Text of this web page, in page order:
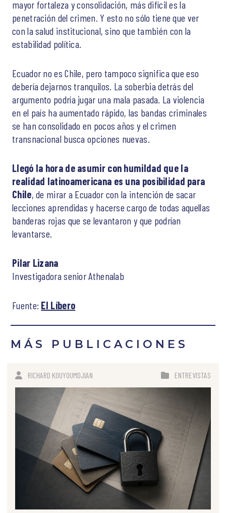
mayor fortaleza y consolidación, más difícil es la
penetración del crimen. Y esto no sólo tiene que ver
con la salud institucional, sino que también con la
estabilidad política.
Ecuador no es Chile, pero tampoco significa que eso
debería dejarnos tranquilos. La soberbia detrás del
argumento podría jugar una mala pasada. La violencia
en el país ha aumentado rápido, las bandas criminales
se han consolidado en pocos años y el crimen
transnacional busca opciones nuevas.
Llegó la hora de asumir con humildad que la
realidad latinoamericana es una posibilidad para
Chile, de mirar a Ecuador con la intención de sacar
lecciones aprendidas y hacerse cargo de todas aquellas
banderas rojas que se levantaron y que podrían
levantarse.
Pilar Lizana
Investigadora senior Athenalab
Fuente: El Líbero
MÁS PUBLICACIONES
RICHARD KOUYOUMDJIAN ENTREVISTAS